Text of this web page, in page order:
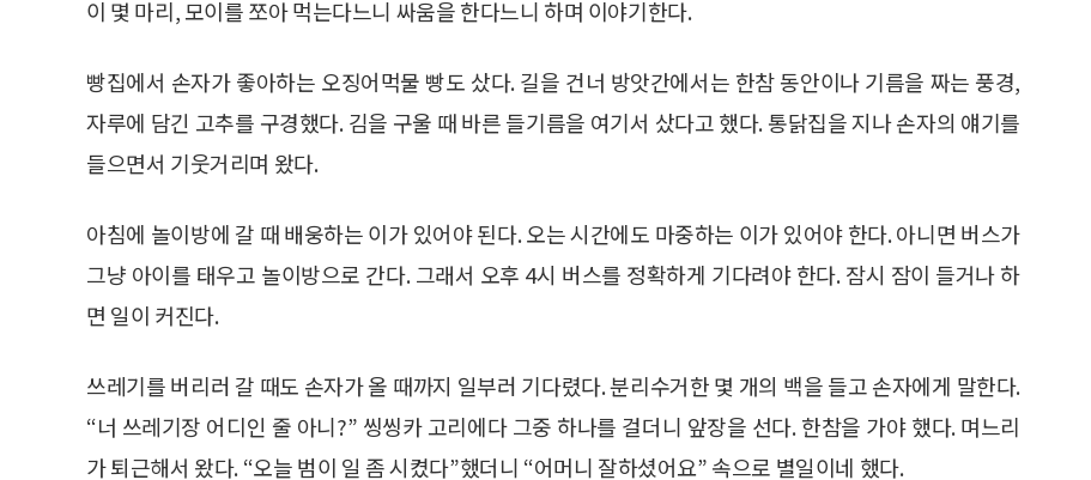
이 몇 마리, 모이를 쪼아 먹는다느니 싸움을 한다느니 하며 이야기한다.
빵집에서 손자가 좋아하는 오징어먹물 빵도 샀다. 길을 건너 방앗간에서는 한참 동안이나 기름을 짜는 풍경,
자루에 담긴 고추를 구경했다. 김을 구울 때 바른 들기름을 여기서 샀다고 했다. 통닭집을 지나 손자의 얘기를
들으면서 기웃거리며 왔다.
아침에 놀이방에 갈 때 배웅하는 이가 있어야 된다. 오는 시간에도 마중하는 이가 있어야 한다. 아니면 버스가
그냥 아이를 태우고 놀이방으로 간다. 그래서 오후 4시 버스를 정확하게 기다려야 한다. 잠시 잠이 들거나 하
면 일이 커진다.
쓰레기를 버리러 갈 때도 손자가 올 때까지 일부러 기다렸다. 분리수거한 몇 개의 백을 들고 손자에게 말한다.
“너 쓰레기장 어디인 줄 아니?” 씽씽카 고리에다 그중 하나를 걸더니 앞장을 선다. 한참을 가야 했다. 며느리
가 퇴근해서 왔다. “오늘 범이 일 좀 시켰다”했더니 “어머니 잘하셨어요” 속으로 별일이네 했다.